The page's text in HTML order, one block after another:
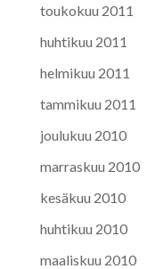
toukokuu 2011
huhtikuu 2011
helmikuu 2011
tammikuu 2011
joulukuu 2010
marraskuu 2010
kesäkuu 2010
huhtikuu 2010
maaliskuu 2010